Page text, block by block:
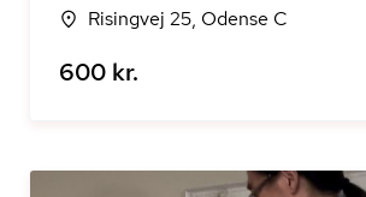
Risingvej 25, Odense C
600 kr.